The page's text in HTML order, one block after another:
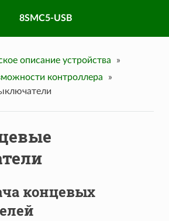
8SMC5-USB
описание устройства
»
контроллера
»
концевых